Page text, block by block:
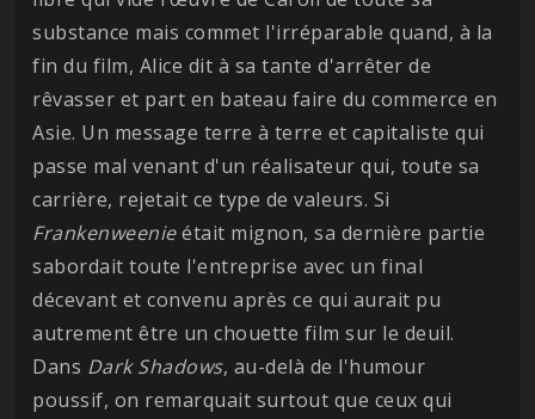
substance mais commet l'irréparable quand, à la
fin du film, Alice dit à sa tante d'arrêter de
rêvasser et part en bateau faire du commerce en
Asie. Un message terre à terre et capitaliste qui
passe mal venant d'un réalisateur qui, toute sa
carrière, rejetait ce type de valeurs. Si
Frankenweenieétait mignon, sa dernière partie
sabordait toute l'entreprise avec un final
décevant et convenu après ce qui aurait pu
autrement être un chouette film sur le deuil.
Dans Dark Shadows, au-delà de l'humour
poussif, on remarquait surtout que ceux qui